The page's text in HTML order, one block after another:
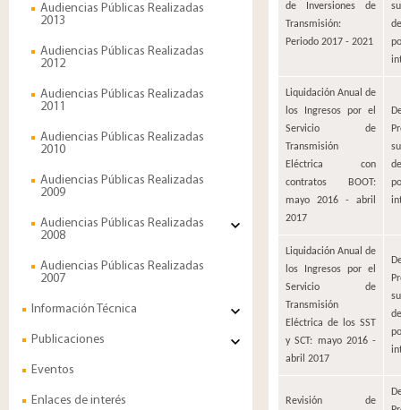
de Inversiones de
Transmisión:
Periodo 2017 - 2021
Liquidación Anual de
los Ingresos por el
Servicio de
Transmisión
Eléctrica con
contratos BOOT:
mayo 2016 - abril
2017
Liquidación Anual de
los Ingresos por el
Servicio de
Transmisión
Eléctrica de los SST
y SCT: mayo 2016 -
abril 2017
Revisión de
Audiencias Públicas Realizadas
2013
Audiencias Públicas Realizadas
2012
Audiencias Públicas Realizadas
2011
Audiencias Públicas Realizadas
2010
Audiencias Públicas Realizadas
2009
Audiencias Públicas Realizadas
2008
Audiencias Públicas Realizadas
2007
Información Técnica
Publicaciones
Eventos
Enlaces de interés